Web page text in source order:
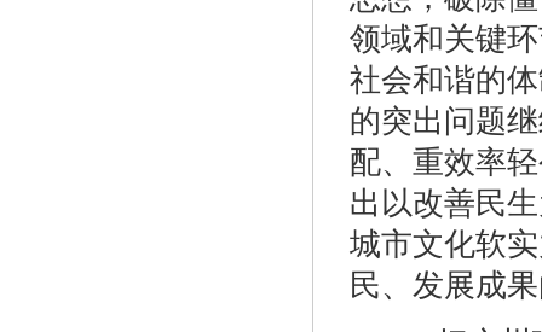
领域和关键
社会和谐的
的突出问题
配、重效率
出以改善民
城市文化软
民、发展成